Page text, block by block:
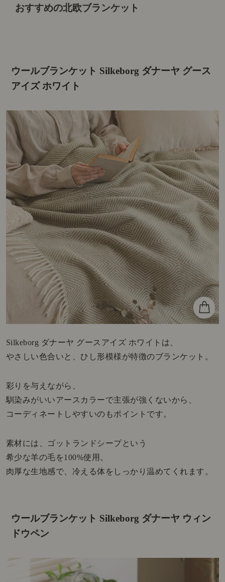
おすすめの北欧ブランケット
ウールブランケット Silkeborg ダナーヤ グース
アイズ ホワイト
Silkeborg ダナーヤ グースアイズ ホワイトは、
やさしい色合いと、ひし形模様が特徴のブランケット。
彩りを与えながら、
馴染みがいいアースカラーで主張が強くないから、
コーディネートしやすいのもポイントです。
素材には、ゴットランドシープという
希少な羊の毛を100%使用。
肉厚な生地感で、冷える体をしっかり温めてくれます。
ウールブランケット Silkeborg ダナーヤ ウィン
ドウペン